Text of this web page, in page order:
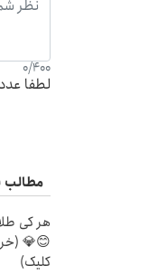
0/400
لطفا
مطالب
هر کی
😊💎
کلیک)